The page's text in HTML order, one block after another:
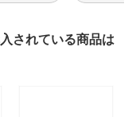
されている商品は